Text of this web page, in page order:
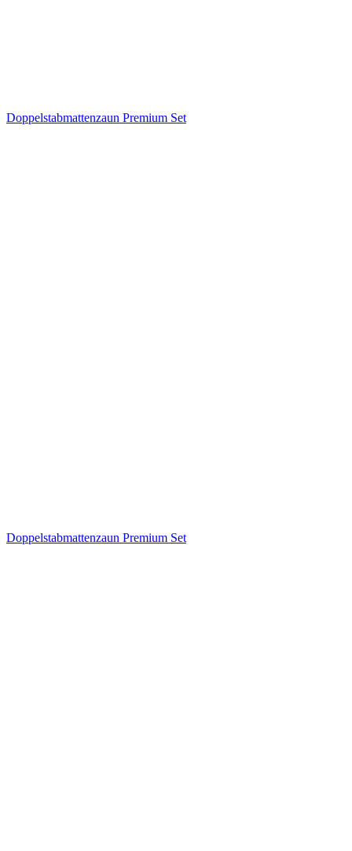
Doppelstabmattenzaun Premium Set
Doppelstabmattenzaun Premium Set